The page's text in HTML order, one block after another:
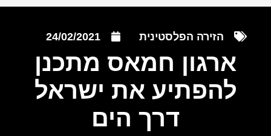
הזירה הפלסטינית 24/02/2021
ארגון חמאס מתכנן
להפתיע את ישראל
דרך הים